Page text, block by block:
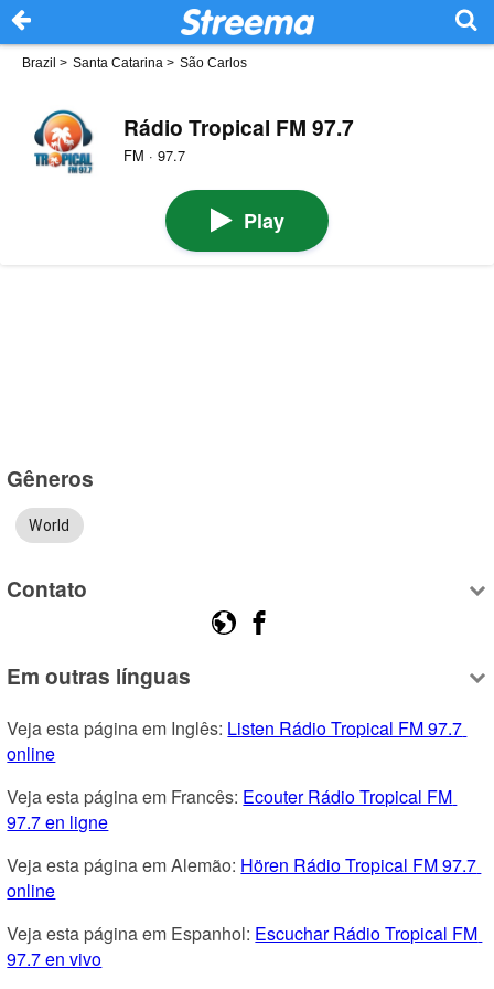
Brazil > Santa Catarina > São Carlos
Rádio Tropical FM 97.7
FM · 97.7
Play
Gêneros
World
Contato
Em outras línguas
Veja esta página em Inglês: Listen Rádio Tropical FM 97.7
online
Veja esta página em Francês: Ecouter Rádio Tropical FM
97.7 en ligne
Veja esta página em Alemão: Hören Rádio Tropical FM 97.7
online
Veja esta página em Espanhol: Escuchar Rádio Tropical FM
97.7 en vivo